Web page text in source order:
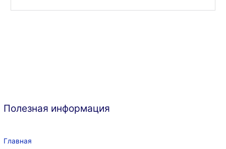
Полезная информация
Главная